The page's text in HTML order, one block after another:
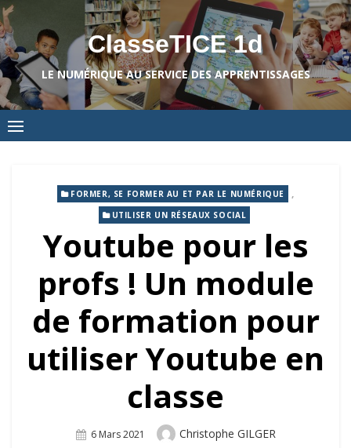
Skip
to
content
ClasseTICE 1d
LE NUMÉRIQUE AU SERVICE DES APPRENTISSAGES
FORMER, SE FORMER AU ET PAR LE NUMÉRIQUE ,
UTILISER UN RÉSEAUX SOCIAL
Youtube pour les
profs ! Un module
de formation pour
utiliser Youtube en
classe
Posted
6 Mars 2021 Author
Christophe GILGER